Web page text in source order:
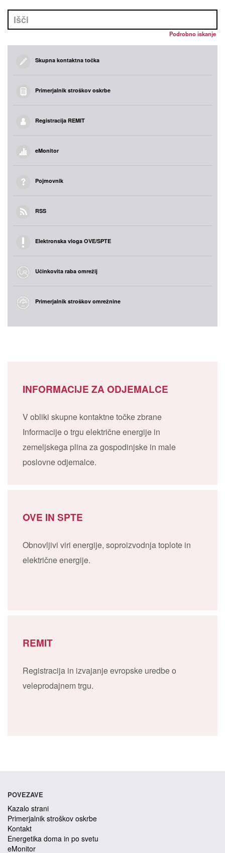
Podrobno iskanje
Skupna kontaktna točka
Primerjalnik stroškov oskrbe
Registracija REMIT
eMonitor
Pojmovnik
RSS
Elektronska vloga OVE/SPTE
Učinkovita raba omrežij
Primerjalnik stroškov omrežnine
INFORMACIJE ZA ODJEMALCE
V obliki skupne kontaktne točke zbrane
Informacije o trgu električne energije in
zemeljskega plina za gospodinjske in male
poslovne odjemalce.
OVE IN SPTE
Obnovljivi viri energije, soproizvodnja toplote in
električne energije.
REMIT
Registracija in izvajanje evropske uredbe o
veleprodajnem trgu.
POVEZAVE
Kazalo strani
Primerjalnik stroškov oskrbe
Kontakt
Energetika doma in po svetu
eMonitor